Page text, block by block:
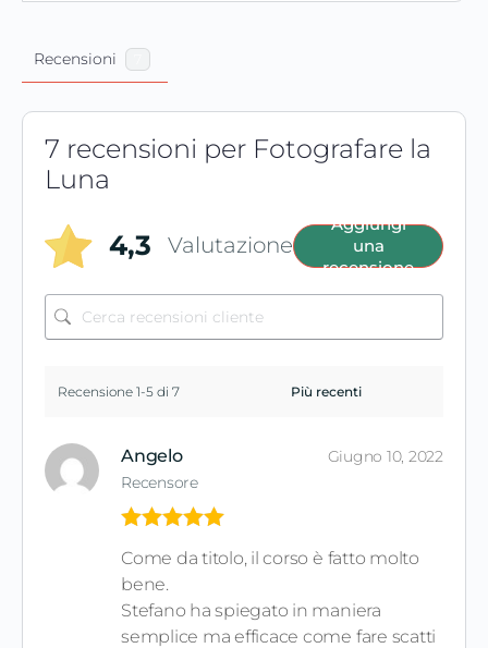
Recensioni
7 recensioni per Fotografare la
Luna
4,3 Valutazione
Aggiungi
una
recensione
Recensione 1-5 di 7
Angelo
Recensore
Giugno 10, 2022
su 5
Come da titolo, il corso è fatto molto
bene.
Stefano ha spiegato in maniera
semplice ma efficace come fare scatti